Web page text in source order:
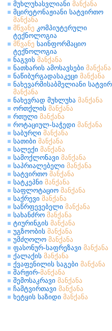
მუხლუხასვლიანი მანქანა
მცირეტონაჟიანი სატვირთო
მანქანა
მწვანე კომპიუტერული
ტექნოლოგია
მწვანე საინფორმაციო
ტექნოლოგია
ნაგვის მანქანა
ნათხარის ამოსავსები მანქანა
ნაწიბურგადასაკეცი მანქანა
ნახევარმისაბმელიანი
მანქანა
ნახევრად მუხლუხა მანქანა
ორთქლის მანქანა
რთული მანქანა
როტაციულ-საჭედი მანქანა
საბურღი მანქანა
სათიბი მანქანა
სალექი მანქანა
სამოქლონავი მანქანა
საპრიალებელი მანქანა
სატვირთო მანქანა
სატკეპნი მანქანა
საფლოტაციო მანქანა
საქრევი მანქანა
საწრფევებელი მანქანა
სახანძრო მანქანა
ტიურინგის მანქანა
უგზოობის მანქანა
უმძღოლო მანქანა
ფასონურ-საფრეზავი მანქანა
ქალაქის მანქანა
ქვაფენილის საგები მანქანა
შარჟირ-მანქანა
შემოსაკრავი მანქანა
ჩამტვირთავი მანქანა
ხეტყის საზიდი მანქანა